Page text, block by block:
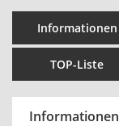
Informationen
TOP-Liste
Informationen